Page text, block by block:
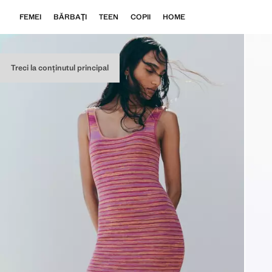
Treci la conținutul principal
FEMEI BĂRBAŢI TEEN COPII HOME